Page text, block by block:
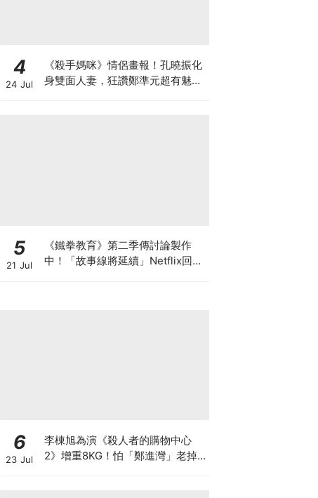
4
24 Jul
《殺手媽咪》情侶畫報！孔曉振化
身雙面人妻，狂讚鄭準元超有魅
5
21 Jul
《鐵拳教育》第二季傳討論製作
中！「故事線將延續」Netflix回應
6
23 Jul
李棟旭為演《殺人者的購物中心
2》增重8KG！怕「鄭進灣」老掉